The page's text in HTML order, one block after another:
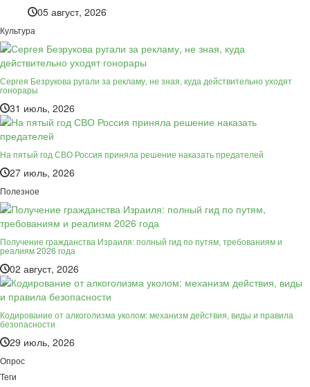
05 август, 2026
Культура
Сергея Безрукова ругали за рекламу, не зная, куда действительно уходят
гонорары
31 июль, 2026
На пятый год СВО Россия приняла решение наказать предателей
27 июль, 2026
Полезное
Получение гражданства Израиля: полный гид по путям, требованиям и
реалиям 2026 года
02 август, 2026
Кодирование от алкоголизма уколом: механизм действия, виды и правила
безопасности
29 июль, 2026
Опрос
Теги